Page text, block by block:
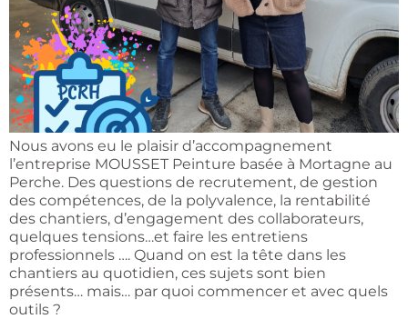
Nous avons eu le plaisir d’accompagnement
l’entreprise MOUSSET Peinture basée à Mortagne au
Perche. Des questions de recrutement, de gestion
des compétences, de la polyvalence, la rentabilité
des chantiers, d’engagement des collaborateurs,
quelques tensions…et faire les entretiens
professionnels …. Quand on est la tête dans les
chantiers au quotidien, ces sujets sont bien
présents… mais… par quoi commencer et avec quels
outils ?